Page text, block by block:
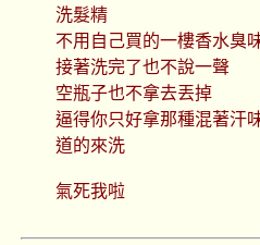
洗髮精
不用自己買的一樓香水臭
接著洗完了也不說一聲
空瓶子也不拿去丟掉
逼得你只好拿那種混著汗
道的來洗
氣死我啦